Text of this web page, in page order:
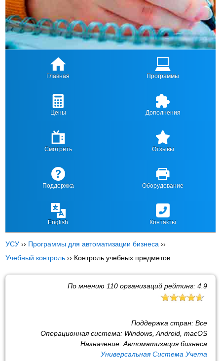
Главная Программы
Цены Дополнения
Смотреть Отзывы
Поддержка Оборудование
English Контакты
УСУ ›› Программы для автоматизации бизнеса ››
Учебный контроль ›› Контроль учебных предметов
По мнению 110организаций рейтинг: 4.9
Поддержка стран: Все
Операционная система: Windows, Android, macOS
Назначение: Автоматизация бизнеса
Универсальная Система Учета